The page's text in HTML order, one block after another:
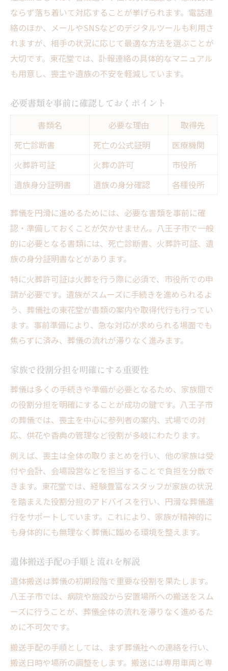
ならず落ち着いて対応することが挙げられます。電話連
絡のほか、メールやSNSなどのデジタルツールも利用さ
れますが、相手の状況に応じて最適な方法を選ぶことが
大切です。東花堂では、訃報連絡の具体的なマニュアル
も用意し、喪主や遺族の不安を軽減しています。
必要書類を事前に確認しておくポイント
書類名 必要な理由
取得先
死亡診断書
死亡の公式証明
医療機関
火葬許可証
火葬の許可
市役所
遺族身分証明書
遺族の身分確認 各種役所
葬儀を円滑に進めるためには、必要な書類を事前に確
認・準備しておくことが欠かせません。八王子市で一般
的に必要となる書類には、死亡診断書、火葬許可証、遺
族の身分証明書などがあります。
特に火葬許可証は火葬を行う際に必須で、市役所での申
請が必要です。遺族がスムーズに手続きを進められるよ
う、葬儀社の東花堂が書類の案内や取得代行も行ってい
ます。事前準備により、急な対応が求められる場面でも
焦らずに済み、葬儀の流れが滞りなく進みます。
家族で役割分担を明確にする重要性
葬儀は多くの手続きや準備が必要となるため、家族間で
の役割分担を明確にすることが成功の鍵です。八王子市
の葬儀では、喪主を中心に参列者の案内、式場での対
応、供花や香典の管理など役割が多岐にわたります。
例えば、喪主は全体の取りまとめを行い、他の家族は受
付や会計、会場設営などを担当することで負担を分散で
きます。東花堂では、経験豊富なスタッフが家族の状況
を踏まえた役割分担のアドバイスを行い、円滑な葬儀進
行をサポートしています。これにより、家族が精神的に
も身体的にも無理なく葬儀に臨める環境を整えます。
遺体搬送手配の手順と流れを解説
遺体搬送は葬儀の初期段階で重要な役割を果たします。
八王子市では、病院や施設から安置場所への搬送をスム
ーズに行うことが、葬儀全体の流れを滞りなく進めるた
めに不可欠です。
搬送手配の手順としては、まず葬儀社への連絡を行い、
搬送日時や場所の調整をします。搬送には専用車両と専